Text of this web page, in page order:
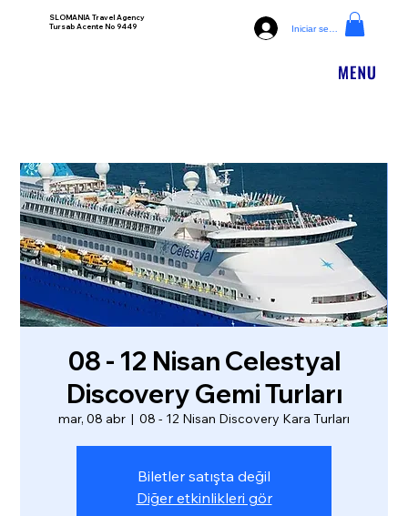
SLOMANIA Travel Agency
Tursab Acente No 9449
Iniciar sesión
08 - 12 Nisan Celestyal
Discovery Gemi Turları
mar, 08 abr
  |
08 - 12 Nisan Discovery Kara Turları
Biletler satışta değil
Diğer etkinlikleri gör